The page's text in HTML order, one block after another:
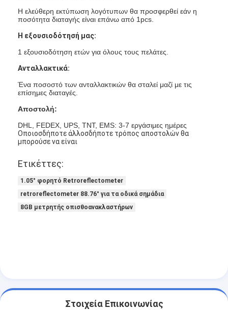
Η ελεύθερη εκτύπωση λογότυπων θα προσφερθεί εάν η
ποσότητα διαταγής είναι επάνω από 1pcs.
Η εξουσιοδότησή μας:
1 εξουσιοδότηση ετών για όλους τους πελάτες.
Ανταλλακτικά:
Ένα ποσοστό των ανταλλακτικών θα σταλεί μαζί με τις
επίσημες διαταγές.
Αποστολή:
DHL, FEDEX, UPS, TNT, EMS: 3-7 εργάσιμες ημέρες
Οποιοσδήποτε άλλοσδήποτε τρόπος αποστολών θα
μπορούσε να είναι
Ετικέττες:
1.05° φορητό Retroreflectometer
retroreflectometer 88.76° για τα οδικά σημάδια
8GB μετρητής οπισθοανακλαστήρων
Στοιχεία Επικοινωνίας